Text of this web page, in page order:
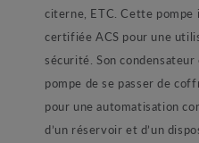
citerne, ETC. Cette
certifiée ACS pour une
sécurité. Son
pompe de se passer de
pour une automatisation
d’un réservoir et d’un